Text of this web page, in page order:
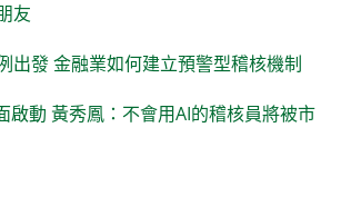
友
出發 金融業如何建立預警型稽核機制
啟動 黃秀鳳：不會用AI的稽核員將被市